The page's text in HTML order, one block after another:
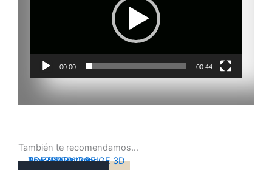
00:00 00:44
También te recomendamos…